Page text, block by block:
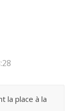
la place à la